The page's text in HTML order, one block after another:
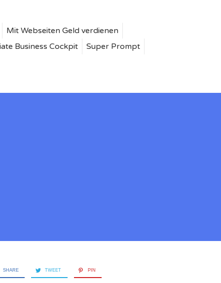
Mit Webseiten Geld verdienen
Business Cockpit
Super Prompt
SHARE TWEET PIN